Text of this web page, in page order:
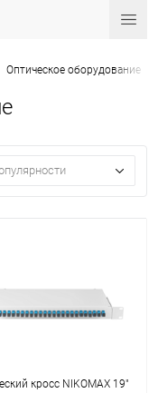
Оптическое оборудование
кросс NIKOMAX 19"